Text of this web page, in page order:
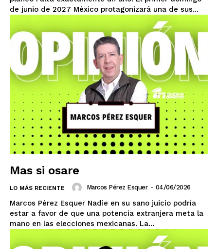
de junio de 2027 México protagonizará una de sus...
Mas si osare
LO MÁS RECIENTE Marcos Pérez Esquer - 04/06/2026
Marcos Pérez Esquer Nadie en su sano juicio podría
estar a favor de que una potencia extranjera meta la
mano en las elecciones mexicanas. La...